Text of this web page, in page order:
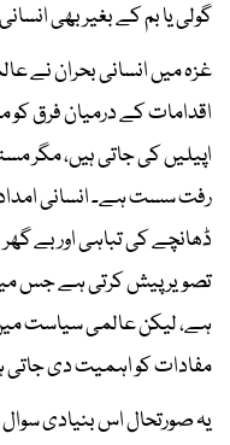
گولی یا بم کے بغیر بھی
غزہ میں انسانی بحران نے
اقدامات کے درمیان فرق
اپیلیں کی جاتی ہیں، مگر
رفت سست ہے۔ انسانی
ڈھانچے کی تباہی اور بے
تصویر پیش کرتی ہے جس میں
ہے، لیکن عالمی سیاست
مفادات کو اہمیت دی
یہ صورتحال اس بنیادی